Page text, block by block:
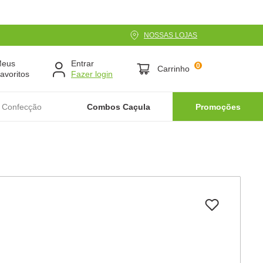
NOSSAS LOJAS
Entrar
Carrinho 0
Combos Caçula Promoções